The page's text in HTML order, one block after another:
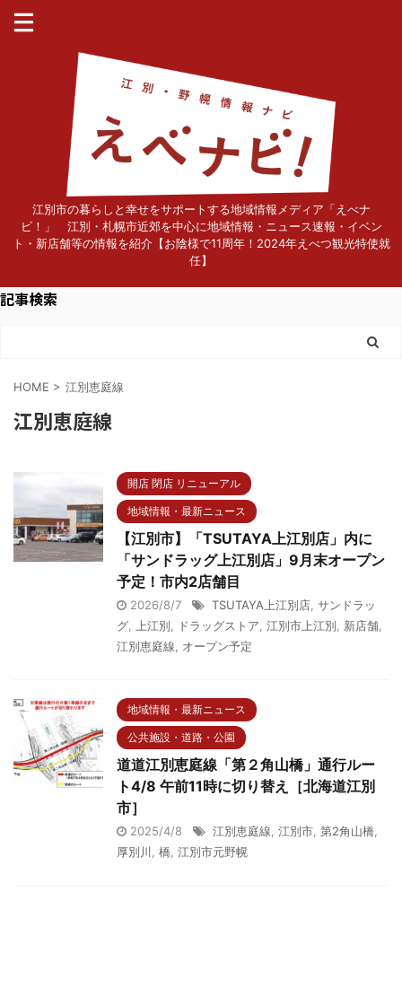
江別市の暮らしと幸せをサポートする地域情報メディア「えべナ
ビ！」 江別・札幌市近郊を中心に地域情報・ニュース速報・イベン
ト・新店舗等の情報を紹介【お陰様で11周年！2024年えべつ観光特使就
任】
記事検索
HOME > 江別恵庭線
江別恵庭線
開店 閉店 リニューアル
地域情報・最新ニュース
【江別市】「TSUTAYA上江別店」内に
「サンドラッグ上江別店」9月末オープン
予定！市内2店舗目
2026/8/7 TSUTAYA上江別店, サンドラッ
グ, 上江別, ドラッグストア, 江別市上江別, 新店舗,
江別恵庭線, オープン予定
地域情報・最新ニュース
公共施設・道路・公園
道道江別恵庭線「第２角山橋」通行ルー
ト4/8 午前11時に切り替え［北海道江別
市］
2025/4/8 江別恵庭線, 江別市, 第2角山橋,
厚別川, 橋, 江別市元野幌